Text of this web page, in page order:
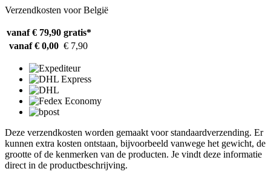
Verzendkosten voor België
vanaf € 79,90 gratis*
vanaf € 0,00 € 7,90
Deze verzendkosten worden gemaakt voor standaardverzending. Er
kunnen extra kosten ontstaan, bijvoorbeeld vanwege het gewicht, de
grootte of de kenmerken van de producten. Je vindt deze informatie
direct in de productbeschrijving.